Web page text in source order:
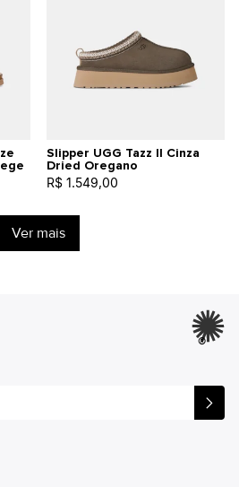
Slipper UGG Tazz II Cinza
Dried Oregano
R$ 1.549,00
Ver mais
®